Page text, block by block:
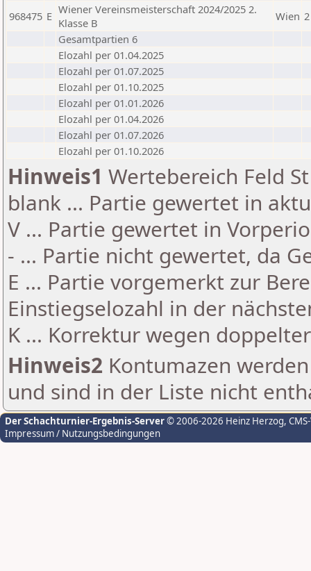
968475 E Wiener Vereinsmeisterschaft 2024/2025 2.
Klasse B
Wien 2
Gesamtpartien 6
Elozahl per 01.04.2025
Elozahl per 01.07.2025
Elozahl per 01.10.2025
Elozahl per 01.01.2026
Elozahl per 01.04.2026
Elozahl per 01.07.2026
Elozahl per 01.10.2026
Hinweis1 Wertebereich Feld
blank ... Partie gewertet in
V ... Partie gewertet in
- ... Partie nicht gewertet, da
E ... Partie vorgemerkt zur
Einstiegselozahl in der
K ... Korrektur wegen
Hinweis2 Kontumazen
und sind in der Liste nicht
Der Schachturnier-Ergebnis-Server© 2006-2026 Heinz Herzog,
Impressum / Nutzungsbedingungen